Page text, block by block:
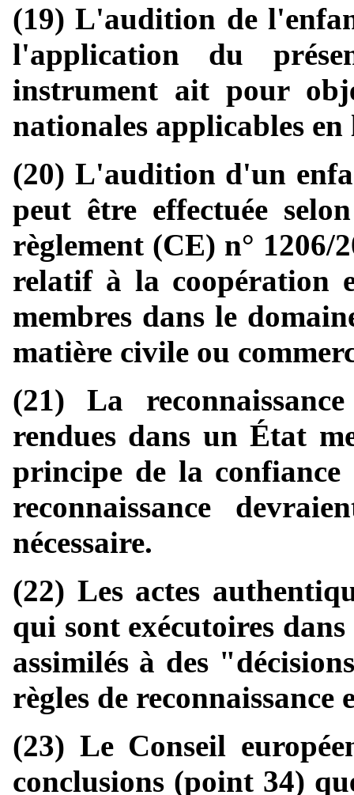
(19) L'audition de
l'application du
instrument ait pour
nationales applicables
(20) L'audition d'un
peut être effectuée
règlement (CE) n° 1206/
relatif à la coopération
membres dans le
matière civile ou
(21) La
rendues dans un État
principe de la
reconnaissance
nécessaire.
(22) Les actes
qui sont exécutoires
assimilés à des
règles de reconnaissance
(23) Le Conseil
conclusions (point 34)